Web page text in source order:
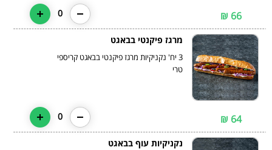
66 ₪
0
מרגז פיקנטי בבאגט
3 יח' נקניקיות מרגז פיקנטי בבאגט קריספי
טרי
64 ₪
0
נקניקיות עוף בבאגט